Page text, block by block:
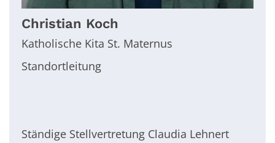
Christian Koch
Katholische Kita St. Maternus
Standortleitung
Ständige Stellvertretung Claudia Lehnert